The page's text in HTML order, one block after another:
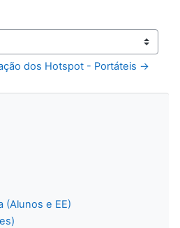
dos Hotspot - Portáteis →
(Alunos e EE)